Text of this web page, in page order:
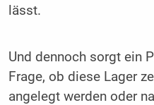
lässt.
Und dennoch sorgt ein
Frage, ob diese Lager
angelegt werden oder